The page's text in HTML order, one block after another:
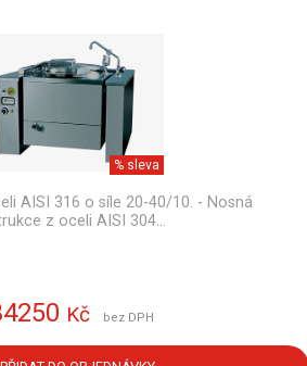
% sleva
AISI 316 o síle 20-40/10. - Nosná
z oceli AISI 304…
Kč bez DPH